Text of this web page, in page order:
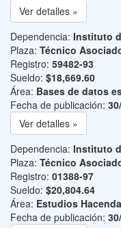
Ver detalles »
Dependencia: Instituto
Plaza: Técnico
Registro: 59482-93
Sueldo: $18,669.60
Área: Bases de datos
Fecha de publicación:
Ver detalles »
Dependencia: Instituto
Plaza: Técnico
Registro: 01388-97
Sueldo: $20,804.64
Área: Estudios
Fecha de publicación: